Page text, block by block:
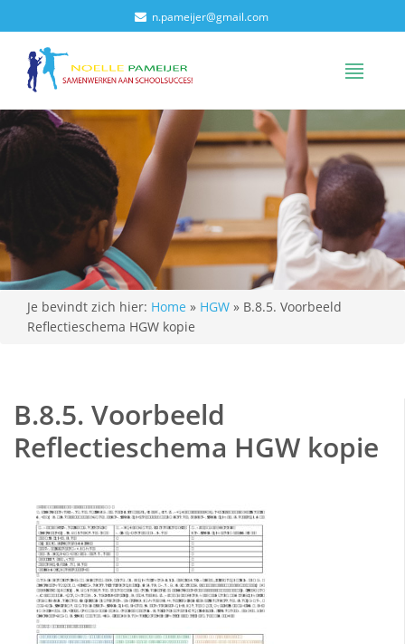
n.pameijer@gmail.com
Je bevindt zich hier: Home » HGW » B.8.5. Voorbeeld
Reflectieschema HGW kopie
B.8.5. Voorbeeld
Reflectieschema HGW kopie